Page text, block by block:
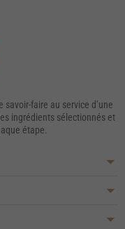
faire au service d’une
ingrédients sélectionnés et
étape.